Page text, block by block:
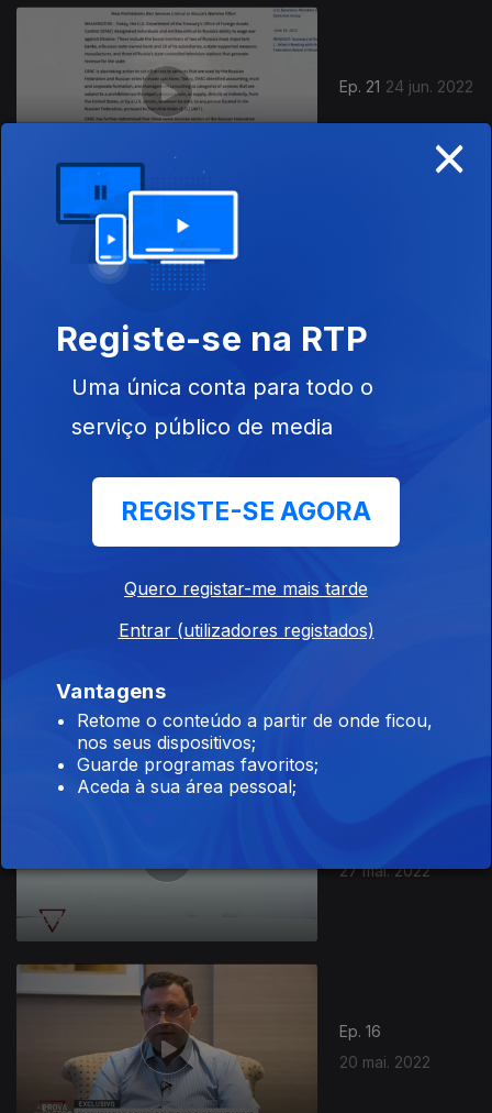
Ep. 21 24 jun. 2022
27 mai. 2022
Ep. 16
20 mai. 2022
×
Registe-se na RTP
Uma única conta para todo o
serviço público de media
REGISTE-SE AGORA
Quero registar-me mais tarde
Entrar (utilizadores registados)
Vantagens
Retome o conteúdo a partir de onde ficou,
nos seus dispositivos;
Guarde programas favoritos;
Aceda à sua área pessoal;